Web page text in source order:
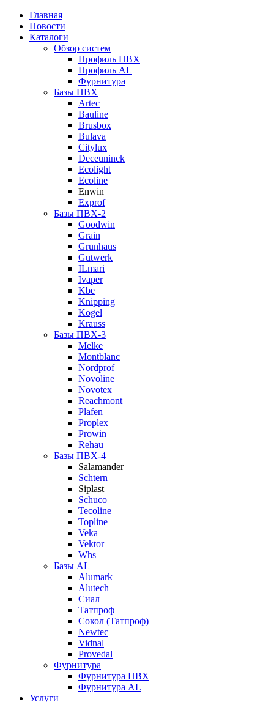
Главная
Новости
Каталоги
Обзор систем
Профиль ПВХ
Профиль AL
Фурнитура
Базы ПВХ
Artec
Bauline
Brusbox
Bulava
Citylux
Deceuninck
Ecolight
Ecoline
Enwin
Exprof
Базы ПВХ-2
Goodwin
Grain
Grunhaus
Gutwerk
ILmari
Ivaper
Kbe
Knipping
Kogel
Krauss
Базы ПВХ-3
Melke
Montblanc
Nordprof
Novoline
Novotex
Reachmont
Plafen
Proplex
Prowin
Rehau
Базы ПВХ-4
Salamander
Schtern
Siplast
Schuco
Tecoline
Topline
Veka
Vektor
Whs
Базы AL
Alumark
Alutech
Сиал
Tатпроф
Сокол (Татпроф)
Newtec
Vidnal
Provedal
Фурнитура
Фурнитура ПВХ
Фурнитура AL
Услуги